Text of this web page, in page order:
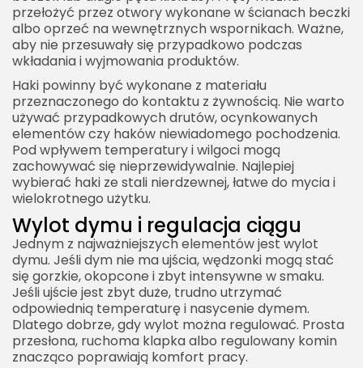
przełożyć przez otwory wykonane w ścianach beczki
albo oprzeć na wewnętrznych wspornikach. Ważne,
aby nie przesuwały się przypadkowo podczas
wkładania i wyjmowania produktów.
Haki powinny być wykonane z materiału
przeznaczonego do kontaktu z żywnością. Nie warto
używać przypadkowych drutów, ocynkowanych
elementów czy haków niewiadomego pochodzenia.
Pod wpływem temperatury i wilgoci mogą
zachowywać się nieprzewidywalnie. Najlepiej
wybierać haki ze stali nierdzewnej, łatwe do mycia i
wielokrotnego użytku.
Wylot dymu i regulacja ciągu
Jednym z najważniejszych elementów jest wylot
dymu. Jeśli dym nie ma ujścia, wędzonki mogą stać
się gorzkie, okopcone i zbyt intensywne w smaku.
Jeśli ujście jest zbyt duże, trudno utrzymać
odpowiednią temperaturę i nasycenie dymem.
Dlatego dobrze, gdy wylot można regulować. Prosta
przesłona, ruchoma klapka albo regulowany komin
znacząco poprawiają komfort pracy.